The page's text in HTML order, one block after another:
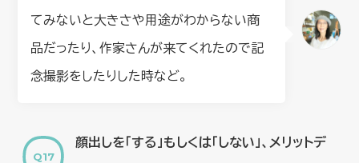
てみないと大きさや用途がわからない商
品だったり、作家さんが来てくれたので記
念撮影をしたりした時など。
顔出しを「する」もしくは「しない」、メリットデ